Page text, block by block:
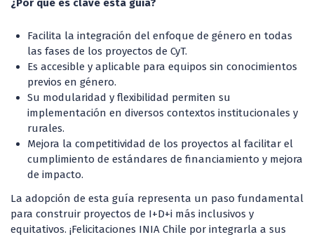
¿Por qué es clave esta guía?
Facilita la integración del enfoque de género en todas
las fases de los proyectos de CyT.
Es accesible y aplicable para equipos sin conocimientos
previos en género.
Su modularidad y flexibilidad permiten su
implementación en diversos contextos institucionales y
rurales.
Mejora la competitividad de los proyectos al facilitar el
cumplimiento de estándares de financiamiento y mejora
de impacto.
La adopción de esta guía representa un paso fundamental
para construir proyectos de I+D+i más inclusivos y
equitativos. ¡Felicitaciones INIA Chile por integrarla a sus